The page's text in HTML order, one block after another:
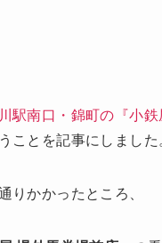
駅南口・錦町の『小
ことを記事にしました
りかかったところ、